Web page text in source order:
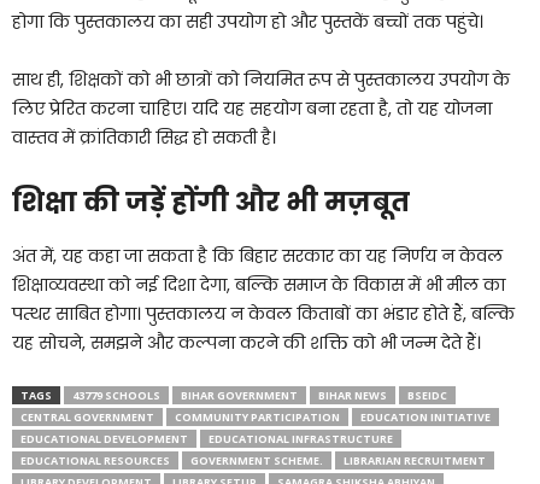
होगा कि पुस्तकालय का सही उपयोग हो और पुस्तकें बच्चों तक पहुंचे।
साथ ही, शिक्षकों को भी छात्रों को नियमित रूप से पुस्तकालय उपयोग के
लिए प्रेरित करना चाहिए। यदि यह सहयोग बना रहता है, तो यह योजना
वास्तव में क्रांतिकारी सिद्ध हो सकती है।
शिक्षा की जड़ें होंगी और भी मज़बूत
अंत में, यह कहा जा सकता है कि बिहार सरकार का यह निर्णय न केवल
शिक्षाव्यवस्था को नई दिशा देगा, बल्कि समाज के विकास में भी मील का
पत्थर साबित होगा। पुस्तकालय न केवल किताबों का भंडार होते हैं, बल्कि
यह सोचने, समझने और कल्पना करने की शक्ति को भी जन्म देते हैं।
TAGS 43779 SCHOOLS BIHAR GOVERNMENT BIHAR NEWS
BSEIDC
CENTRAL GOVERNMENT
COMMUNITY PARTICIPATION
EDUCATION INITIATIVE
EDUCATIONAL DEVELOPMENT
EDUCATIONAL INFRASTRUCTURE
EDUCATIONAL RESOURCES
GOVERNMENT SCHEME.
LIBRARIAN RECRUITMENT